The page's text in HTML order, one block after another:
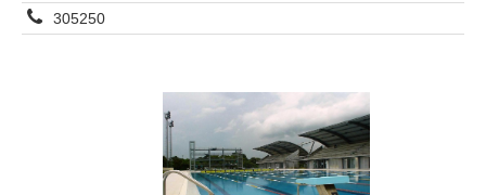
Hernandez López Nancy Margarita
Hernandez Mabo Josefina Coromoto
Hernandez Moreno Lisbeth Del Rosario
305250